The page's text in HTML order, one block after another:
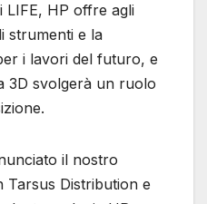
LIFE, HP offre agli
strumenti e la
i lavori del futuro, e
3D svolgerà un ruolo
il nostro
Distribution e